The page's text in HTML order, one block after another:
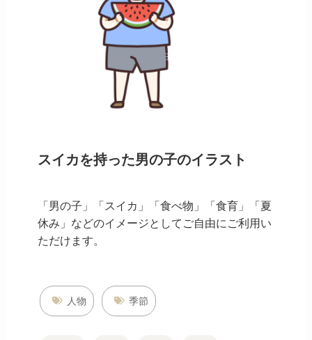
スイカを持った男の子のイラスト
「男の子」「スイカ」「食べ物」「食育」「夏
休み」などのイメージとしてご自由にご利用い
ただけます。
人物 季節